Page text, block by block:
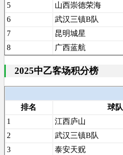
5
山西崇德荣海
6
武汉三镇B队
7
昆明城星
8
广西蓝航
2025中乙客场积分榜
排名
球队
1
江西庐山
2
武汉三镇B队
3
泰安天贶